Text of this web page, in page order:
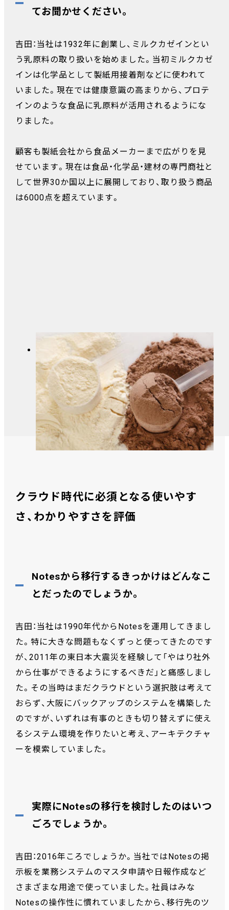
てお聞かせください。
吉田：当社は1932年に創業し、ミルクカゼインとい
う乳原料の取り扱いを始めました。当初ミルクカゼ
インは化学品として製紙用接着剤などに使われて
いました。現在では健康意識の高まりから、プロテ
インのような食品に乳原料が活用されるようにな
りました。
顧客も製紙会社から食品メーカーまで広がりを見
せています。現在は食品・化学品・建材の専門商社と
して世界30か国以上に展開しており、取り扱う商品
は6000点を超えています。
創業の原点でもあるミルクカゼインなどの乳
原料は、現在では数多くの食品へ使用される
ことが多い。長年取り扱ってきた経験から、業
界有数のノウハウを持つ。
クラウド時代に必須となる使いやす
さ、わかりやすさを評価
Notesから移行するきっかけはどんなこ
とだったのでしょうか。
吉田：当社は1990年代からNotesを運用してきまし
た。特に大きな問題もなくずっと使ってきたのです
が、2011年の東日本大震災を経験して「やはり社外
から仕事ができるようにするべきだ」と痛感しまし
た。その当時はまだクラウドという選択肢は考えて
おらず、大阪にバックアップのシステムを構築した
のですが、いずれは有事のときも切り替えずに使え
るシステム環境を作りたいと考え、アーキテクチャ
ーを模索していました。
実際にNotesの移行を検討したのはいつ
ごろでしょうか。
吉田：2016年ころでしょうか。当社ではNotesの掲
示板を業務システムのマスタ申請や日報作成など
さまざまな用途で使っていました。社員はみな
Notesの操作性に慣れていましたから、移行先のツ